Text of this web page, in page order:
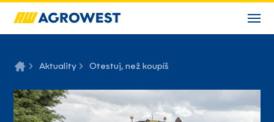
Aktuality Otestuj, než koupíš